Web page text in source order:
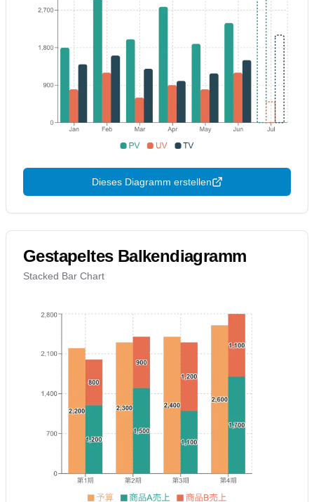
Dieses Diagramm erstellen
Gestapeltes Balkendiagramm
Stacked Bar Chart